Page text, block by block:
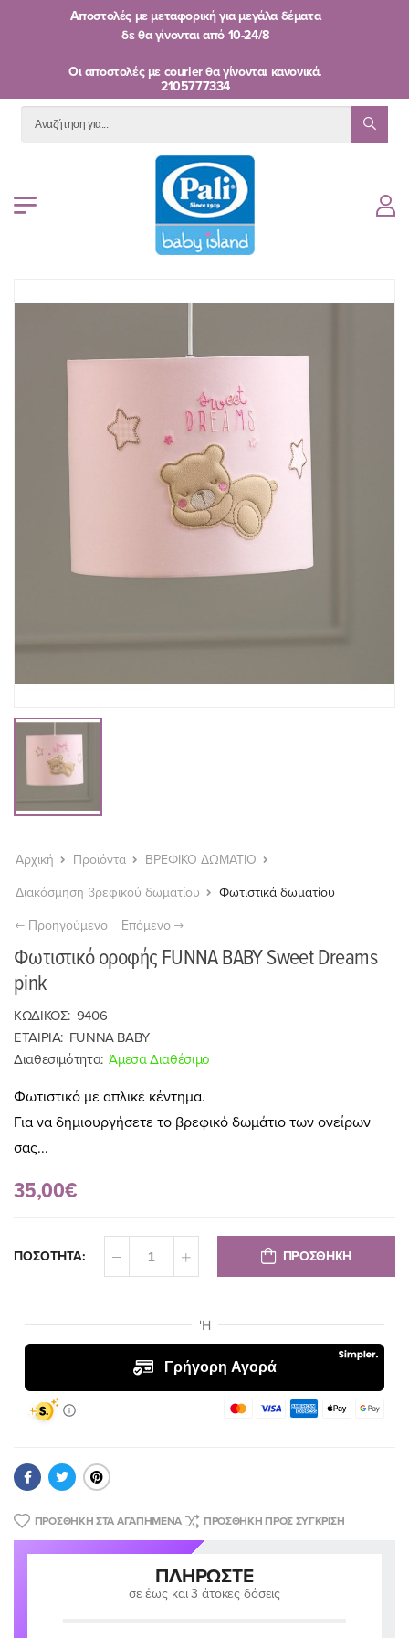
Αποστολές με μεταφορική για μεγάλα δέματα
δε θα γίνονται από 10-24/8
Oι αποστολές με courier θα γίνονται κανονικά.
2105777334
Αρχική Προϊόντα ΒΡΕΦΙΚΟ ΔΩΜΑΤΙΟ
Διακόσμηση βρεφικού δωματίου Φωτιστικά δωματίου
Προηγούμενο Επόμενο
Φωτιστικό οροφής FUNNA BABY Sweet Dreams
pink
ΚΩΔΙΚΟΣ: 9406
ΕΤΑΙΡΙΑ: FUNNA BABY
Διαθεσιμότητα: Άμεσα Διαθέσιμο
Φωτιστικό με απλικέ κέντημα.
Για να δημιουργήσετε το βρεφικό δωμάτιο των ονείρων
σας...
35,00€
ΠΟΣΟΤΗΤΑ: ΠΡΟΣΘΗΚΗ
ΠΡΟΣΘΉΚΗ ΣΤΑ ΑΓΑΠΗΜΈΝΑ ΠΡΟΣΘΉΚΗ ΠΡΟΣ ΣΎΓΚΡΙΣΗ
ΠΛΗΡΏΣΤΕ
σε έως και 3 άτοκες δόσεις